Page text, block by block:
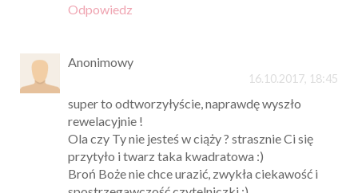
Odpowiedz
Anonimowy
16.10.2017, 18:45
super to odtworzyłyście, naprawdę wyszło
rewelacyjnie !
Ola czy Ty nie jesteś w ciąży ? strasznie Ci się
przytyło i twarz taka kwadratowa :)
Broń Boże nie chce urazić, zwykła ciekawość i